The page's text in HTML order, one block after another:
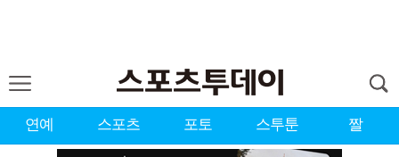
연예 스포츠 포토 스투툰 짤